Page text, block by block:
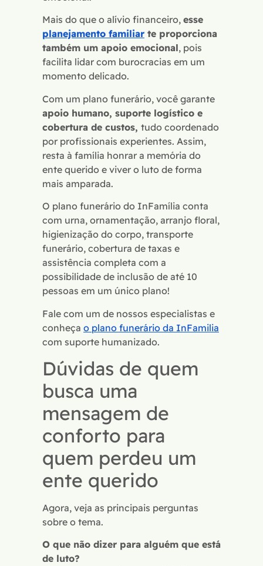
Mais do que o alívio financeiro, esse
planejamento familiar te proporciona
também um apoio emocional, pois
facilita lidar com burocracias em um
momento delicado.
Com um plano funerário, você garante
apoio humano, suporte logístico e
cobertura de custos, tudo coordenado
por profissionais experientes. Assim,
resta à família honrar a memória do
ente querido e viver o luto de forma
mais amparada.
O plano funerário do InFamília conta
com urna, ornamentação, arranjo floral,
higienização do corpo, transporte
funerário, cobertura de taxas e
assistência completa com a
possibilidade de inclusão de até 10
pessoas em um único plano!
Fale com um de nossos especialistas e
conheça o plano funerário da InFamilia
com suporte humanizado.
Dúvidas de quem
busca uma
mensagem de
conforto para
quem perdeu um
ente querido
Agora, veja as principais perguntas
sobre o tema.
O que não dizer para alguém que está
de luto?